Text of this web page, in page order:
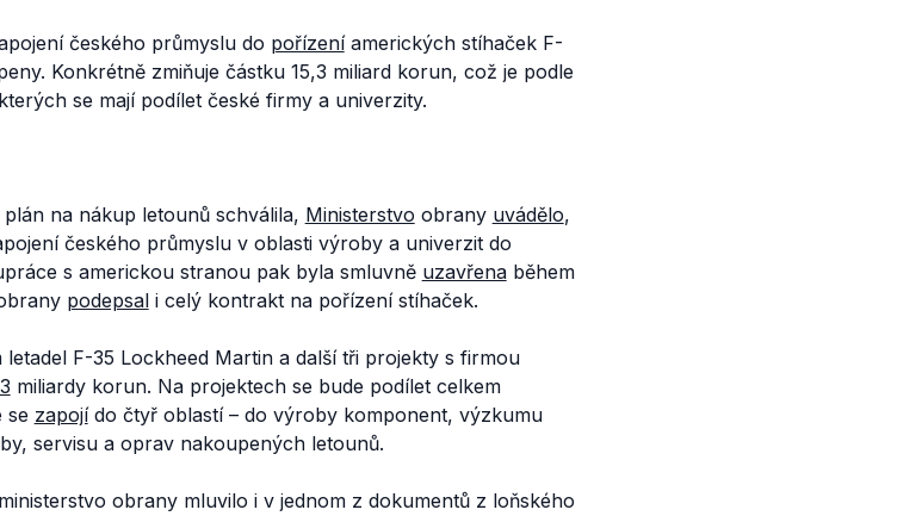
českého průmyslu do pořízeníamerických stíhaček F-
Konkrétně zmiňuje částku 15,3 miliard korun, což je podle
se mají podílet české firmy a univerzity.
na nákup letounů schválila, Ministerstvo obrany uvádělo,
českého průmyslu v oblasti výroby a univerzit do
s americkou stranou pak byla smluvně uzavřenaběhem
podepsali celý kontrakt na pořízení stíhaček.
letadel F-35 Lockheed Martin a další tři projekty s firmou
miliardy korun. Na projektech se bude podílet celkem
se zapojído čtyř oblastí – do výroby komponent, výzkumu
servisu a oprav nakoupených letounů.
obrany mluvilo i v jednom z dokumentů z loňského